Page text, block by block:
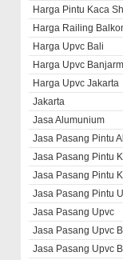
Harga Pintu Kaca
Harga Railing
Harga Upvc Bali
Harga Upvc
Harga Upvc Jakarta
Jakarta
Jasa Alumunium
Jasa Pasang Pintu
Jasa Pasang Pintu
Jasa Pasang Pintu
Jasa Pasang Pintu
Jasa Pasang Upvc
Jasa Pasang Upvc
Jasa Pasang Upvc